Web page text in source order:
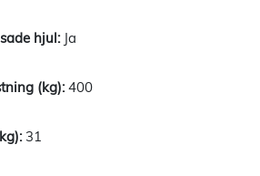
Ja
400
31